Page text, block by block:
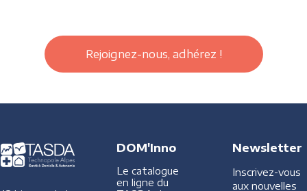
Rejoignez-nous, adhérez !
DOM'Inno
Le catalogue
en ligne du
Newsletter
Inscrivez-vous
aux nouvelles